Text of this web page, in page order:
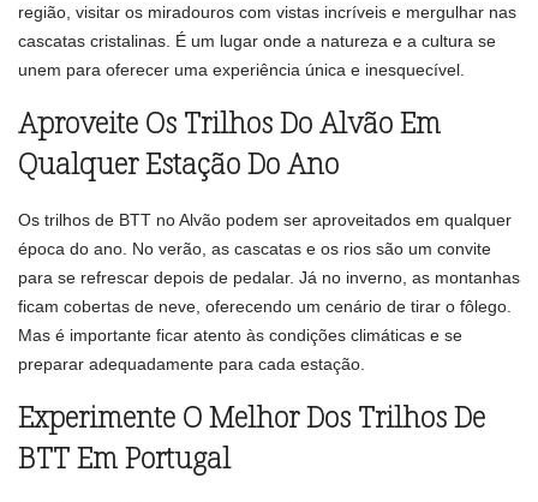
região, visitar os miradouros com vistas incríveis e mergulhar nas
cascatas cristalinas. É um lugar onde a natureza e a cultura se
unem para oferecer uma experiência única e inesquecível.
Aproveite Os Trilhos Do Alvão Em
Qualquer Estação Do Ano
Os trilhos de BTT no Alvão podem ser aproveitados em qualquer
época do ano. No verão, as cascatas e os rios são um convite
para se refrescar depois de pedalar. Já no inverno, as montanhas
ficam cobertas de neve, oferecendo um cenário de tirar o fôlego.
Mas é importante ficar atento às condições climáticas e se
preparar adequadamente para cada estação.
Experimente O Melhor Dos Trilhos De
BTT Em Portugal